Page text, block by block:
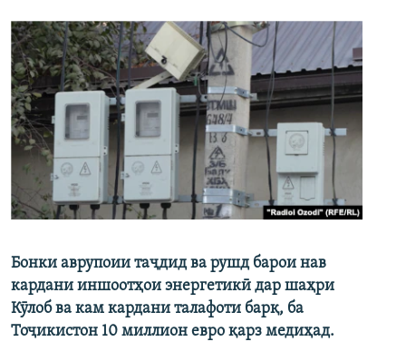
Бонки аврупоии таҷдид ва рушд барои нав
кардани иншоотҳои энергетикӣ дар шаҳри
Кӯлоб ва кам кардани талафоти барқ, ба
Тоҷикистон 10 миллион евро қарз медиҳад.